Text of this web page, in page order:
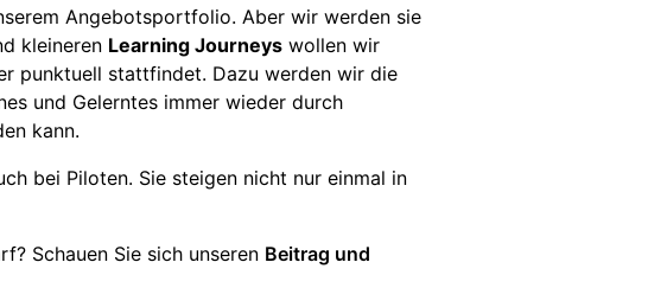
Angebotsportfolio. Aber wir werden sie
kleineren Learning Journeys wollen wir
punktuell stattfindet. Dazu werden wir die
und Gelerntes immer wieder durch
kann.
bei Piloten. Sie steigen nicht nur einmal in
Schauen Sie sich unseren Beitrag und